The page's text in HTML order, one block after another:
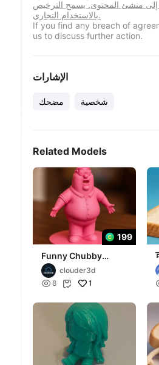
إلى منشئ المحتوى. يسمح الترخيص
بالاستخدام التجاري.
If you find any breach of
us to discuss further action.
الإشارات
مضحك شخصية
Related Models
199
Funny Chubby
Cartoon Character –
Stylized 3D Printable
clouder3d
 8  1